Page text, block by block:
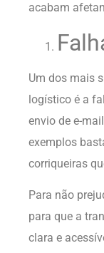
acabam
Um dos mais
logístico é a
envio de e-
exemplos
corriqueiras
Para não
para que a
clara e